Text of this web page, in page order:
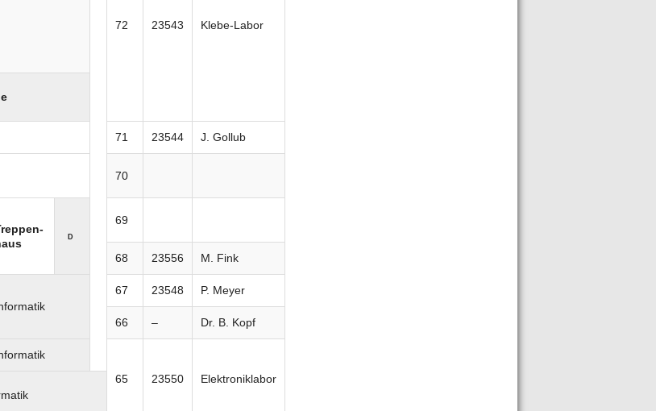
72 23543 Klebe-Labor
71 23544 J. Gollub
70
D
69
68 23556 M. Fink
67 23548 P. Meyer
66 – Dr. B. Kopf
65
23550
Elektroniklabor